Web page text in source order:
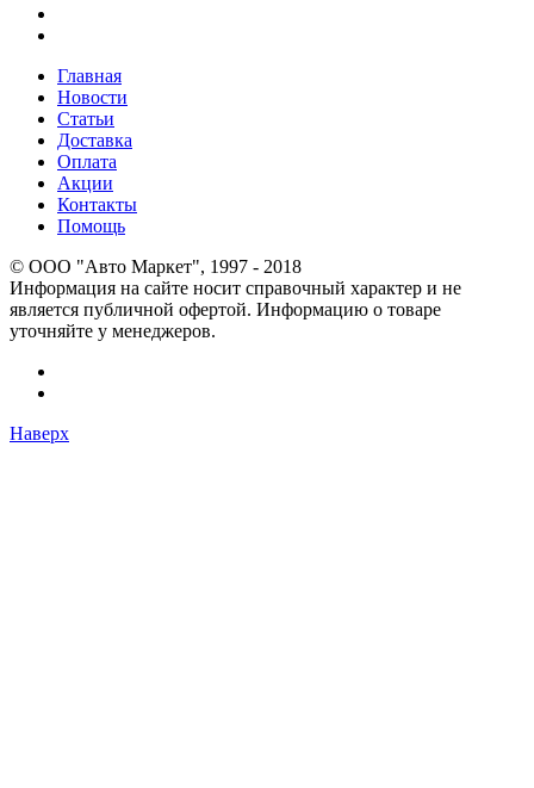
Главная
Новости
Статьи
Доставка
Оплата
Акции
Контакты
Помощь
© OOO "Авто Маркет", 1997 - 2018
Информация на сайте носит справочный характер и не
является публичной офертой. Информацию о товаре
уточняйте у менеджеров.
Наверх